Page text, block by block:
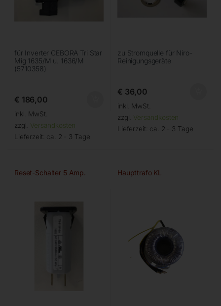
für Inverter CEBORA Tri Star
Mig 1635/M u. 1636/M
(5710358)
€ 186,00
inkl. MwSt.
zzgl. Versandkosten
Lieferzeit: ca. 2 - 3 Tage
zu Stromquelle für Niro-
Reinigungsgeräte
€ 36,00
inkl. MwSt.
zzgl. Versandkosten
Lieferzeit: ca. 2 - 3 Tage
Reset-Schalter 5 Amp. Haupttrafo KL